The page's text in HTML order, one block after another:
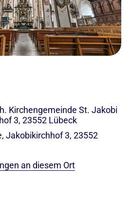
Kirchengemeinde St. Jakobi
3, 23552 Lübeck
Jakobikirchhof 3, 23552
an diesem Ort